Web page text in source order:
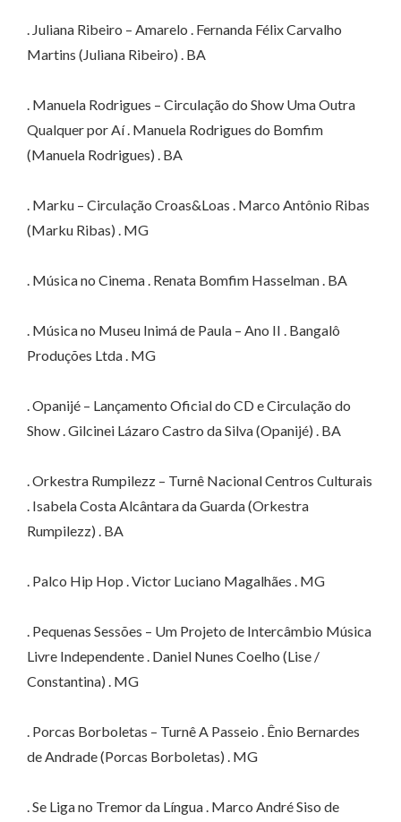
. Juliana Ribeiro – Amarelo . Fernanda Félix Carvalho
Martins (Juliana Ribeiro) . BA
. Manuela Rodrigues – Circulação do Show Uma Outra
Qualquer por Aí . Manuela Rodrigues do Bomfim
(Manuela Rodrigues) . BA
. Marku – Circulação Croas&Loas . Marco Antônio Ribas
(Marku Ribas) . MG
. Música no Cinema . Renata Bomfim Hasselman . BA
. Música no Museu Inimá de Paula – Ano II . Bangalô
Produções Ltda . MG
. Opanijé – Lançamento Oficial do CD e Circulação do
Show . Gilcinei Lázaro Castro da Silva (Opanijé) . BA
. Orkestra Rumpilezz – Turnê Nacional Centros Culturais
. Isabela Costa Alcântara da Guarda (Orkestra
Rumpilezz) . BA
. Palco Hip Hop . Victor Luciano Magalhães . MG
. Pequenas Sessões – Um Projeto de Intercâmbio Música
Livre Independente . Daniel Nunes Coelho (Lise /
Constantina) . MG
. Porcas Borboletas – Turnê A Passeio . Ênio Bernardes
de Andrade (Porcas Borboletas) . MG
. Se Liga no Tremor da Língua . Marco André Siso de